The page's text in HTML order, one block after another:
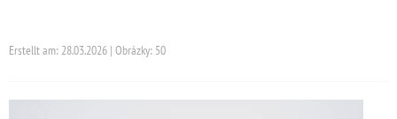
Erstellt am: 28.03.2026 | Obrázky: 50